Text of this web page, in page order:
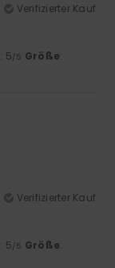
Verifizierter Kauf
: 5/5 Größe:
Verifizierter Kauf
: 5/5 Größe: